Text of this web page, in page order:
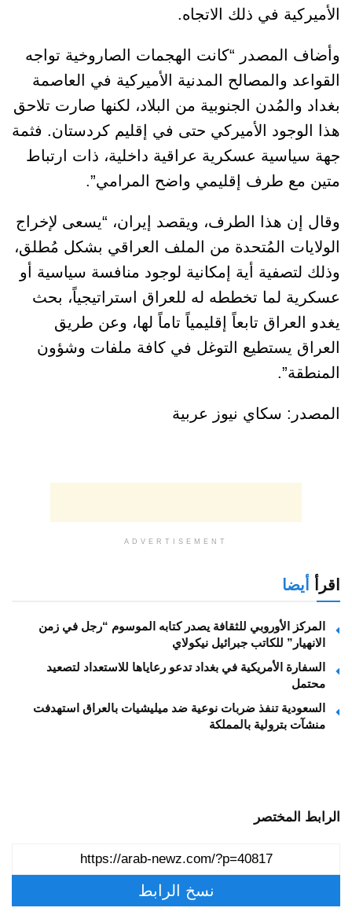
الأميركية في ذلك الاتجاه.
وأضاف المصدر “كانت الهجمات الصاروخية تواجه
القواعد والمصالح المدنية الأميركية في العاصمة
بغداد والمُدن الجنوبية من البلاد، لكنها صارت تلاحق
هذا الوجود الأميركي حتى في إقليم كردستان. فثمة
جهة سياسية عسكرية عراقية داخلية، ذات ارتباط
متين مع طرف إقليمي واضح المرامي”.
وقال إن هذا الطرف، ويقصد إيران، “يسعى لإخراج
الولايات المُتحدة من الملف العراقي بشكل مُطلق،
وذلك لتصفية أية إمكانية لوجود منافسة سياسية أو
عسكرية لما تخططه له للعراق استراتيجياً، بحث
يغدو العراق تابعاً إقليمياً تاماً لها، وعن طريق
العراق يستطيع التوغل في كافة ملفات وشؤون
المنطقة”.
المصدر: سكاي نيوز عربية
ADVERTISEMENT
اقرأ أيضا
المركز الأوروبي للثقافة يصدر كتابه الموسوم “رجل في زمن
الانهيار” للكاتب جبرائيل نيكولاي
السفارة الأمريكية في بغداد تدعو رعاياها للاستعداد لتصعيد
محتمل
السعودية تنفذ ضربات نوعية ضد ميليشيات بالعراق استهدفت
منشآت بترولية بالمملكة
الرابط المختصر
نسخ الرابط